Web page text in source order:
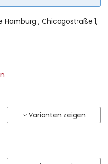
Hamburg , Chicagostraße 1,
Varianten zeigen